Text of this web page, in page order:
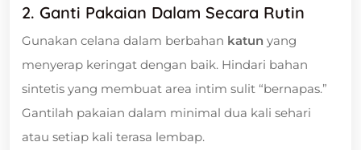
2. Ganti Pakaian Dalam Secara Rutin
Gunakan celana dalam berbahan katun yang
menyerap keringat dengan baik. Hindari bahan
sintetis yang membuat area intim sulit “bernapas.”
Gantilah pakaian dalam minimal dua kali sehari
atau setiap kali terasa lembap.